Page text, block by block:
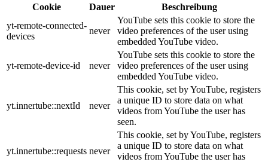
Cookie
Dauer
Beschreibung
yt-remote-connected-
devices
never
YouTube sets this cookie to store the
video preferences of the user using
embedded YouTube video.
yt-remote-device-id never
YouTube sets this cookie to store the
video preferences of the user using
embedded YouTube video.
yt.innertube::nextId never
This cookie, set by YouTube, registers
a unique ID to store data on what
videos from YouTube the user has
seen.
yt.innertube::requests never
This cookie, set by YouTube, registers
a unique ID to store data on what
videos from YouTube the user has